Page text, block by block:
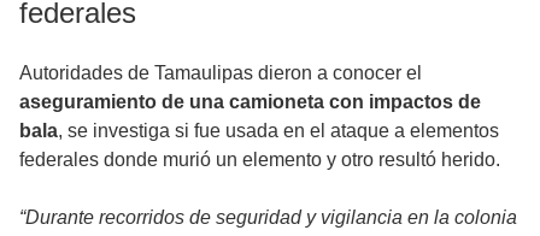
federales
Autoridades de Tamaulipas dieron a conocer el
aseguramiento de una camioneta con impactos de
bala, se investiga si fue usada en el ataque a elementos
federales donde murió un elemento y otro resultó herido.
“Durante recorridos de seguridad y vigilancia en la colonia